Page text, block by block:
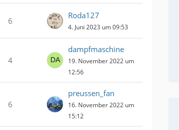
6
Roda127
4. Juni 2023 um 09:53
4
dampfmaschine
19. November 2022 um
12:56
6
preussen_fan
16. November 2022 um
15:12